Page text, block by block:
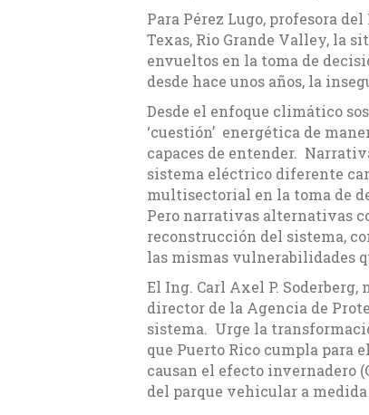
Para Pérez Lugo, profesora
Texas, Rio Grande Valley, la
envueltos en la toma de
desde hace unos años, la
Desde el enfoque climático
‘cuestión’ energética de
capaces de entender.
sistema eléctrico diferente
multisectorial en la toma de
Pero narrativas alternativas
reconstrucción del sistema,
las mismas vulnerabilidades
El Ing. Carl Axel P.
director de la Agencia de
sistema. Urge la
que Puerto Rico cumpla para
causan el efecto invernadero
del parque vehicular a